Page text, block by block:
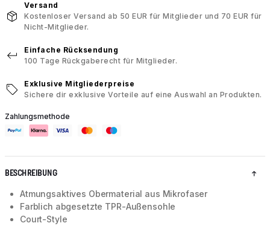
Versand
Kostenloser Versand ab 50 EUR für Mitglieder und 70 EUR für
Nicht-Mitglieder.
Einfache Rücksendung
100 Tage Rückgaberecht für Mitglieder.
Exklusive Mitgliederpreise
Sichere dir exklusive Vorteile auf eine Auswahl an Produkten.
Zahlungsmethode
BESCHREIBUNG
Atmungsaktives Obermaterial aus Mikrofaser
Farblich abgesetzte TPR-Außensohle
Court-Style